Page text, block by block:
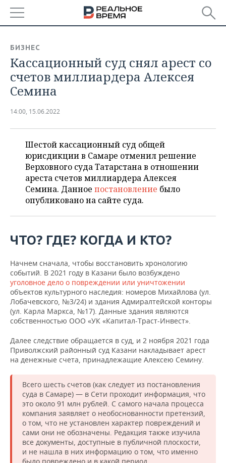
БАШКОРТОСТАН
ТАТАРСТАН
НОВОСТИ
АНАЛИТИКА
ДЕКЛАРАЦИИ О ДОХОДАХ
КОРОЛИ ГОСЗАКАЗА ПФО
ВУЗЫ ТАТАРСТАНА
КОМУ ПРИНАДЛЕЖАТ
ТОРГОВЫЕ ЦЕНТРЫ
ТАТАРСТАНА
НОВОСТИ ЭКОНОМИКИ
ФИНАНСЫ
БАНКИ
БЮДЖЕТ
ПРОМЫШЛЕННОСТЬ
НОВОСТИ
ПРОМЫШЛЕННОСТИ
АГРОПРОМ
МАШИНОСТРОЕНИЕ
ОПК
ЭНЕРГЕТИКА
НЕДВИЖИМОСТЬ
НОВОСТИ НЕДВИЖИМОСТИ
АВТО
НОВОСТИ АВТО
БИЗНЕС
РОЗНИЧНАЯ ТОРГОВЛЯ
ТРАНСПОРТ
УСЛУГИ
НОВОСТИ ТЕХНОЛОГИЙ
IT
МЕДИА
ТЕЛЕКОММУНИКАЦИИ
МЕРОПРИЯТИЯ
НОВОСТИ МЕРОПРИЯТИЙ
ВЫЕЗДНАЯ РЕДАКЦИЯ
БИЗНЕС-БРАНЧИ
ONLINE-КОНФЕРЕНЦИИ
ОТКРЫТАЯ ЛЕКЦИЯ
СПОРТ
НОВОСТИ СПОРТА
ФУТБОЛ
ХОККЕЙ
БАСКЕТБОЛ
ВОЛЕЙБОЛ
КИБЕРСПОРТ
ФИГУРНОЕ КАТАНИЕ
ВОДНЫЕ ВИДЫ СПОРТА
ОБЩЕСТВО
НОВОСТИ ОБЩЕСТВА
ВЛАСТЬ
ИНФРАСТРУКТУРА
ИСТОРИЯ
КУЛЬТУРА
МЕДИЦИНА
ОБРАЗОВАНИЕ
ФОТОГАЛЕРЕЯ
СЮЖЕТЫ
СПРАВОЧНИК
СПИСОК ПЕРСОН
СПИСОК КОМПАНИЙ
ПОЛНАЯ ВЕРСИЯ
БИЗНЕС
Кассационный суд снял арест со
счетов миллиардера Алексея
Семина
14:00, 15.06.2022
Шестой кассационный суд общей
юрисдикции в Самаре отменил решение
Верховного суда Татарстана в отношении
ареста счетов миллиардера Алексея
Семина. Данное постановление было
опубликовано на сайте суда.
ЧТО? ГДЕ? КОГДА И КТО?
Начнем сначала, чтобы восстановить хронологию
событий. В 2021 году в Казани было возбуждено
уголовное дело о повреждении или уничтожении
объектов культурного наследия: номеров Михайлова (ул.
Лобачевского, №3/24) и здания Адмиралтейской конторы
(ул. Карла Маркса, №17). Данные здания являются
собственностью ООО «УК «Капитал-Траст-Инвест».
Далее следствие обращается в суд, и 2 ноября 2021 года
Приволжский районный суд Казани накладывает арест
на денежные счета, принадлежащие Алексею Семину.
Всего шесть счетов (как следует из постановления
суда в Самаре) — в Сети проходит информация, что
это около 91 млн рублей. С самого начала процесса
компания заявляет о необоснованности претензий,
о том, что не установлен характер повреждений и
сами они не обозначены. Редакция также изучила
все документы, доступные в публичной плоскости,
и не нашла в них информацию о том, что именно